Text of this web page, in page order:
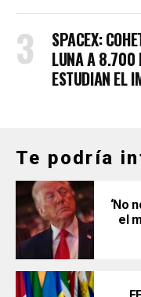
SPACEX:
LUNA A 8.700
ESTUDIAN EL
Te podría
‘No
el